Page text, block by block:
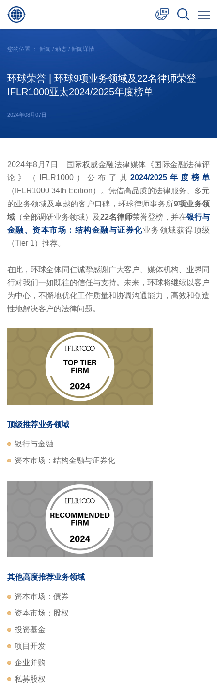
日本語
您的位置 ： 新闻 / 动态 / 新闻详情
环球荣誉 | 环球9项业务领域及22名律师荣登
IFLR1000亚太2024/2025年度榜单
2024年08月07日
2024年8月7日，国际权威金融法律媒体《国际金融法律评
论》（IFLR1000）公布了其 2024/2025年度榜单
（IFLR1000 34th Edition）。凭借高品质的法律服务、多元
的业务领域及卓越的客户口碑，环球律师事务所9项业务领
域 （全部调研业务领域）及22名律师荣誉登榜，并在银行与
金融、资本市场：结构金融与证券化业务领域获得顶级
（Tier 1）推荐。
在此，环球全体同仁诚挚感谢广大客户、媒体机构、业界同
行对我们一如既往的信任与支持。未来，环球将继续以客户
为中心，不懈地优化工作质量和协调沟通能力，高效和创造
性地解决客户的法律问题。
顶级推荐业务领域
银行与金融
资本市场：结构金融与证券化
其他高度推荐业务领域
资本市场：债券
资本市场：股权
投资基金
项目开发
企业并购
私募股权